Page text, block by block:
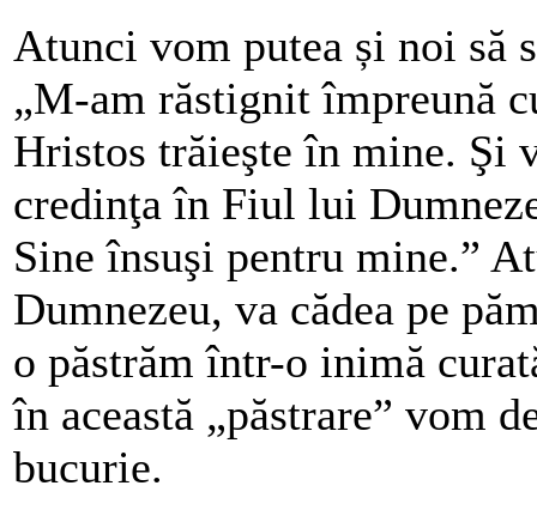
Atunci vom putea și noi să
„M-am răstignit împreună
Hristos trăieşte în mine. Şi
credinţa în Fiul lui
Sine însuşi pentru mine.”
Dumnezeu, va cădea pe
o păstrăm într-o inimă
în această „păstrare” vom
bucurie.